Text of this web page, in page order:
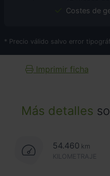
Más detalles
54.460 km
KILOMETRAJE
Costes de
* Precio válido salvo error
Imprimir ficha